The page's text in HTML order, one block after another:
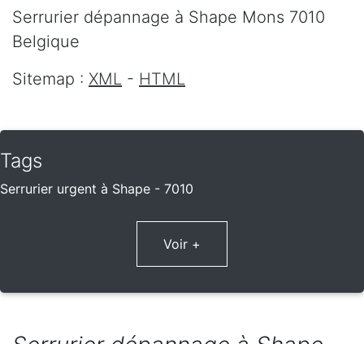
Serrurier dépannage à Shape Mons 7010
Belgique
Sitemap : XML - HTML
Tags
Serrurier urgent à Shape - 7010
Voir +